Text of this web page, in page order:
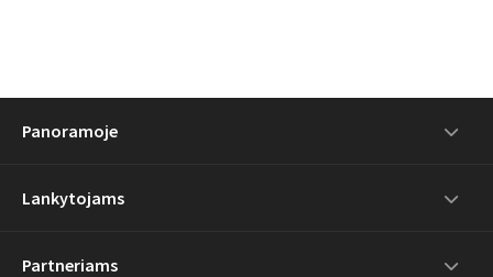
Panoramoje
Lankytojams
Partneriams